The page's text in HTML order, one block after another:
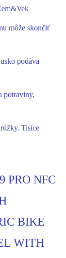
môže skončiť
podáva
potraviny,
Tisíce
PRO NFC
BIKE
WITH